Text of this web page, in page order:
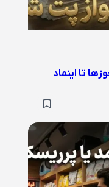
تا اینماد